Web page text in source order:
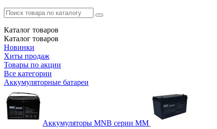
Каталог товаров
Каталог товаров
Новинки
Хиты продаж
Товары по акции
Все категории
Аккумуляторные батареи
Аккумуляторы MNB серии MM